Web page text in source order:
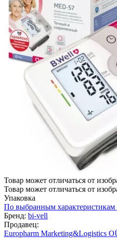
Товар может отличаться от
Товар может отличаться от
Упаковка
По выбранным характеристикам
Бренд: bi-vell
Продавец:
Europharm Marketing&Logistics